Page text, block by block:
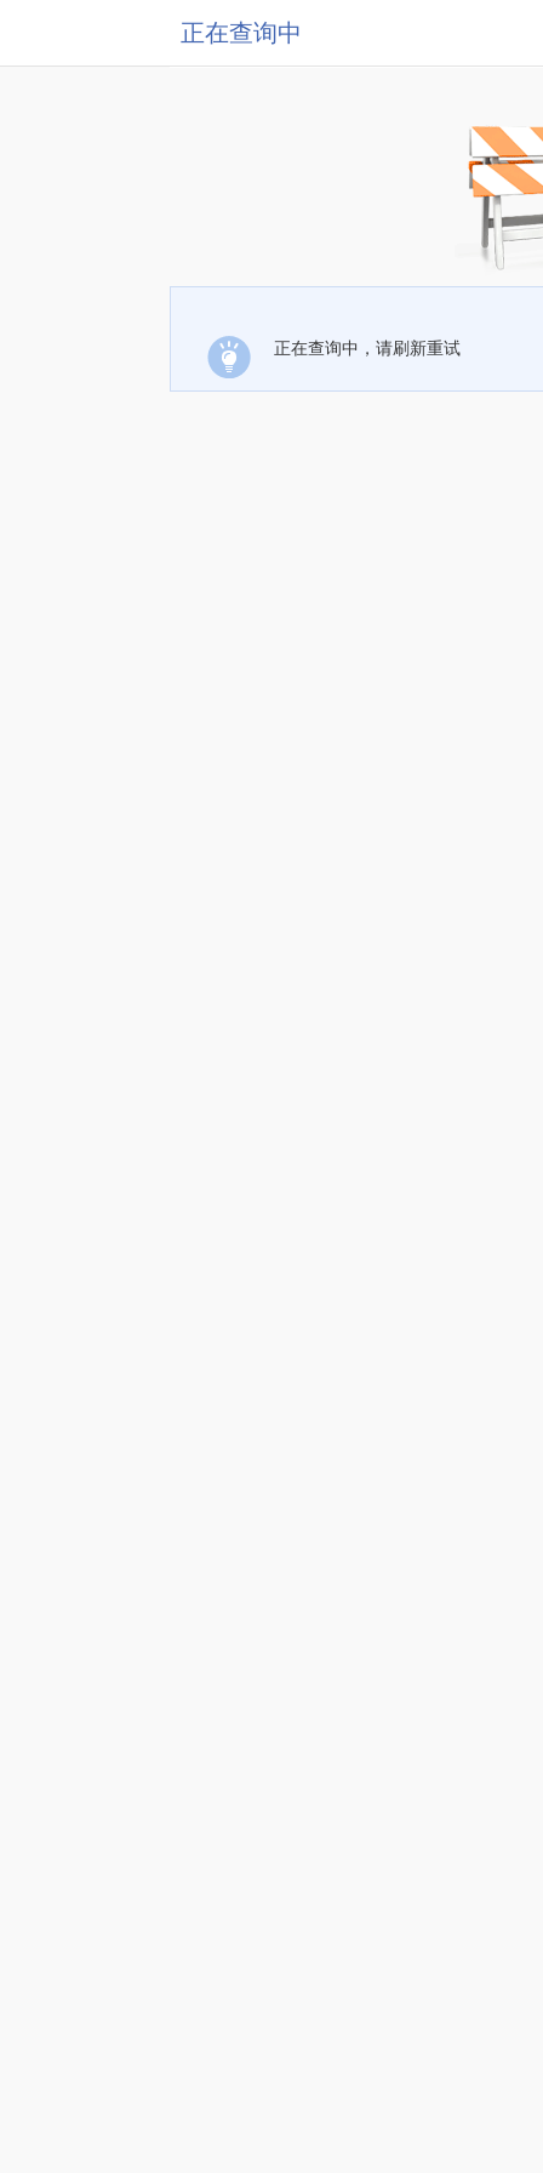
正在查询中
正在查询中，请刷新重试